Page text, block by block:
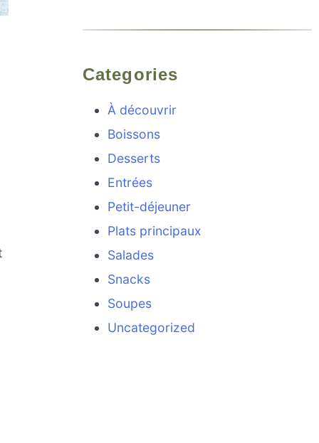
Categories
À découvrir
Boissons
Desserts
Entrées
Petit-déjeuner
Plats principaux
Salades
Snacks
Soupes
Uncategorized